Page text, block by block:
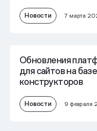
Новости 7 марта
Обновления
для сайтов на
конструкторов
Новости 9 февраля